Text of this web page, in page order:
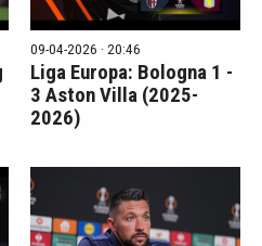
09-04-2026 · 20:46
Liga Europa: Bologna 1 -
3 Aston Villa (2025-
2026)